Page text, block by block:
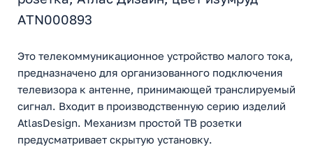
ATN000893
Это телекоммуникационное устройство малого тока,
предназначено для организованного подключения
телевизора к антенне, принимающей транслируемый
сигнал. Входит в производственную серию изделий
AtlasDesign. Механизм простой ТВ розетки
предусматривает скрытую установку.